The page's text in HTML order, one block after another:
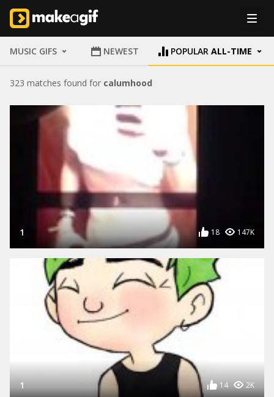
MUSIC GIFS NEWEST POPULAR ALL-TIME
323 matches found for calumhood
1 18 147K
1 14 2K